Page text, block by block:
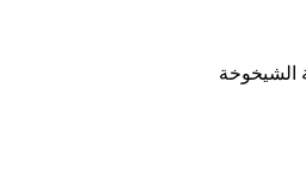
الشيخوخة